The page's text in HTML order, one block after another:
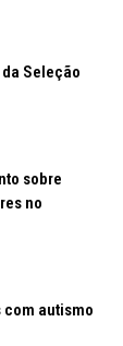
Seleção
sobre
no
autismo